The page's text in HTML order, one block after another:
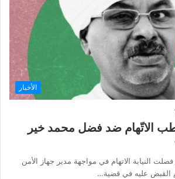
الأخبار
الاتّهام ضد فضل محمد خير
النيابة الاتهام في مواجهة مدير جهاز الأمن
القبض عليه في قضية…